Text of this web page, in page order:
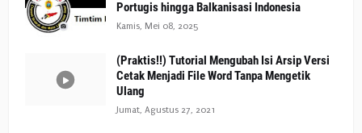
Portugis hingga Balkanisasi Indonesia
Kamis, Mei 08, 2025
(Praktis!!) Tutorial Mengubah Isi Arsip Versi
Cetak Menjadi File Word Tanpa Mengetik
Ulang
Jumat, Agustus 27, 2021